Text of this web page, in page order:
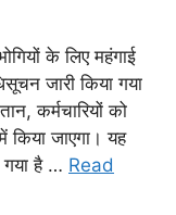
के लिए महंगाई
जारी किया गया
कर्मचारियों को
जाएगा। यह
गया है … Read